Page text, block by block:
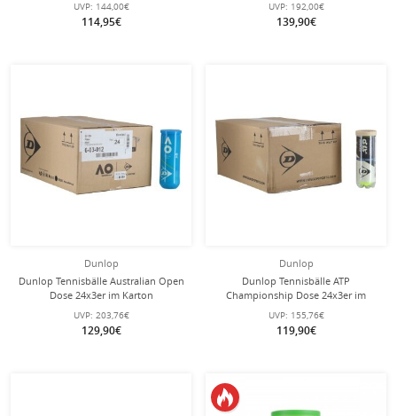
UVP: 144,00€
114,95€
UVP: 192,00€
139,90€
Dunlop
Dunlop Tennisbälle Australian Open
Dose 24x3er im Karton
UVP: 203,76€
129,90€
Dunlop
Dunlop Tennisbälle ATP
Championship Dose 24x3er im
Karton
UVP: 155,76€
119,90€